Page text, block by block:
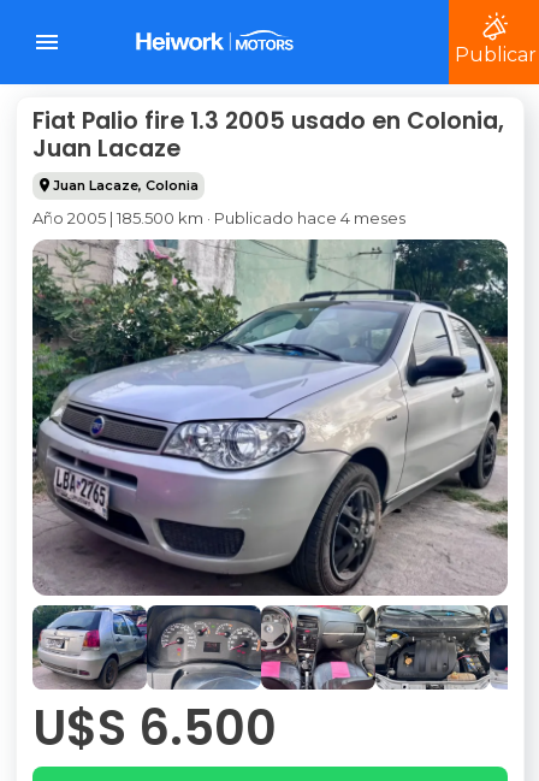
Publicar
Fiat Palio fire 1.3 2005 usado en Colonia,
Juan Lacaze
Juan Lacaze, Colonia
Año 2005 | 185.500 km · Publicado hace 4 meses
U$S 6.500